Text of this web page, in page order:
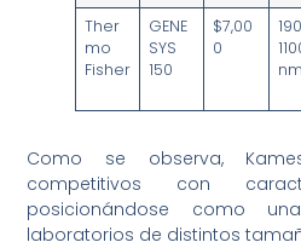
Ther
mo
Fisher
GENE
SYS
150
$7,00
0
nm
Como se observa,
competitivos con
posicionándose como
laboratorios de distintos